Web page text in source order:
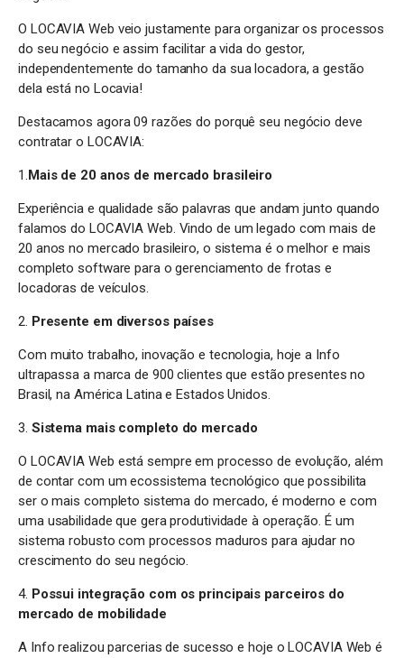
O LOCAVIA Web veio justamente para organizar os processos
do seu negócio e assim facilitar a vida do gestor,
independentemente do tamanho da sua locadora, a gestão
dela está no Locavia!
Destacamos agora 09 razões do porquê seu negócio deve
contratar o LOCAVIA:
1.Mais de 20 anos de mercado brasileiro
Experiência e qualidade são palavras que andam junto quando
falamos do LOCAVIA Web. Vindo de um legado com mais de
20 anos no mercado brasileiro, o sistema é o melhor e mais
completo software para o gerenciamento de frotas e
locadoras de veículos.
2. Presente em diversos países
Com muito trabalho, inovação e tecnologia, hoje a Info
ultrapassa a marca de 900 clientes que estão presentes no
Brasil, na América Latina e Estados Unidos.
3. Sistema mais completo do mercado
O LOCAVIA Web está sempre em processo de evolução, além
de contar com um ecossistema tecnológico que possibilita
ser o mais completo sistema do mercado, é moderno e com
uma usabilidade que gera produtividade à operação. É um
sistema robusto com processos maduros para ajudar no
crescimento do seu negócio.
4. Possui integração com os principais parceiros do
mercado de mobilidade
A Info realizou parcerias de sucesso e hoje o LOCAVIA Web é